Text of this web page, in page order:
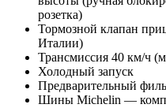
розетка)
Тормозной клапан
Италии)
Трансмиссия 40 км/ч
Холодный запуск
Предварительный
Шины Michelin —